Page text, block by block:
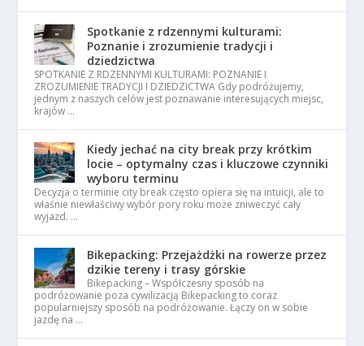
Spotkanie z rdzennymi kulturami:
Poznanie i zrozumienie tradycji i
dziedzictwa
SPOTKANIE Z RDZENNYMI KULTURAMI: POZNANIE I
ZROZUMIENIE TRADYCJI I DZIEDZICTWA Gdy podróżujemy,
jednym z naszych celów jest poznawanie interesujących miejsc,
krajów …
Kiedy jechać na city break przy krótkim
locie – optymalny czas i kluczowe czynniki
wyboru terminu
Decyzja o terminie city break często opiera się na intuicji, ale to
właśnie niewłaściwy wybór pory roku może zniweczyć cały
wyjazd. …
Bikepacking: Przejażdżki na rowerze przez
dzikie tereny i trasy górskie
Bikepacking – Współczesny sposób na
podróżowanie poza cywilizacją Bikepacking to coraz
popularniejszy sposób na podróżowanie. Łączy on w sobie
jazdę na …